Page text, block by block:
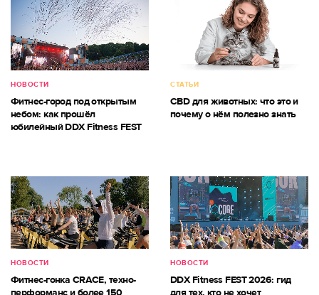
НОВОСТИ
Фитнес-город под открытым
небом: как прошёл
юбилейный DDX Fitness FEST
СТАТЬИ
CBD для животных: что это и
почему о нём полезно знать
НОВОСТИ
Фитнес-гонка CRACE, техно-
перформанс и более 150
НОВОСТИ
DDX Fitness FEST 2026: гид
для тех, кто не хочет